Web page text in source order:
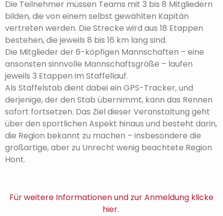
Die Teilnehmer müssen Teams mit 3 bis 8 Mitgliedern
bilden, die von einem selbst gewählten Kapitän
vertreten werden. Die Strecke wird aus 18 Etappen
bestehen, die jeweils 8 bis 16 km lang sind.
Die Mitglieder der 6-köpfigen Mannschaften – eine
ansonsten sinnvolle Mannschaftsgröße – laufen
jeweils 3 Etappen im Staffellauf.
Als Staffelstab dient dabei ein GPS-Tracker, und
derjenige, der den Stab übernimmt, kann das Rennen
sofort fortsetzen. Das Ziel dieser Veranstaltung geht
über den sportlichen Aspekt hinaus und besteht darin,
die Region bekannt zu machen – insbesondere die
großartige, aber zu Unrecht wenig beachtete Region
Hont.
Für weitere Informationen und zur Anmeldung klicke
hier.